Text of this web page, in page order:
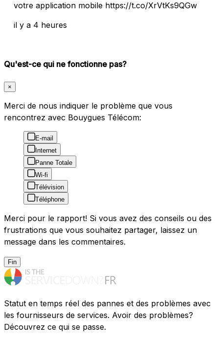
votre application mobile https://t.co/XrVtKs9QGw
il y a 4 heures
Qu'est-ce qui ne fonctionne pas?
×
Merci de nous indiquer le problème que vous
rencontrez avec Bouygues Télécom:
E-mail
Internet
Panne Totale
Wi-fi
Télévision
Téléphone
Merci pour le rapport! Si vous avez des conseils ou des
frustrations que vous souhaitez partager, laissez un
message dans les commentaires.
Fin
Statut en temps réel des pannes et des problèmes avec
les fournisseurs de services. Avoir des problèmes?
Découvrez ce qui se passe.